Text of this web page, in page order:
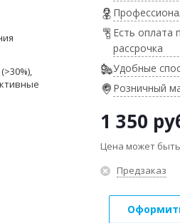
Есть оплата
рассрочка
Удобные
Розничный
1 350
Цена может
Предзаказ